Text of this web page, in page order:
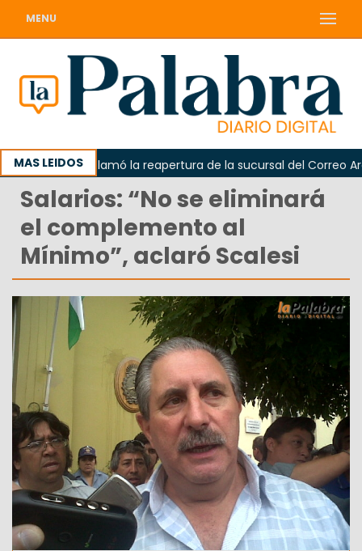
MENU
MAS LEIDOS
Odarda reclamó la reapertura de la sucursal del Correo
Salarios: “No se eliminará
el complemento al
Mínimo”, aclaró Scalesi